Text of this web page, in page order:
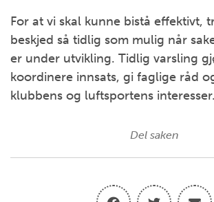
For at vi skal kunne bistå effektivt,
beskjed så tidlig som mulig når
er under utvikling. Tidlig varsling
koordinere innsats, gi faglige råd
klubbens og luftsportens interesser.
Del saken